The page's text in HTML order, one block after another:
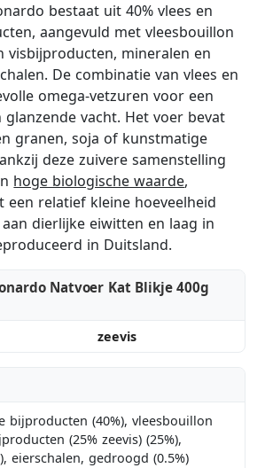
bestaat uit 40% vlees en
aangevuld met vleesbouillon
visbijproducten, mineralen en
De combinatie van vlees en
omega-vetzuren voor een
vacht. Het voer bevat
granen, soja of kunstmatige
deze zuivere samenstelling
hoge biologische waarde,
relatief kleine hoeveelheid
dierlijke eiwitten en laag in
in Duitsland.
Natvoer Kat Blikje 400g
zeevis
bijproducten (40%), vleesbouillon
(25% zeevis) (25%),
eierschalen, gedroogd (0.5%)